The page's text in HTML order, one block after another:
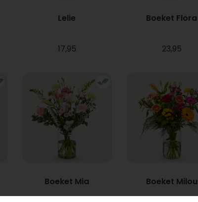
Lelie
17,95
Boeket Flora
23,95
Boeket Mia Boeket Milou